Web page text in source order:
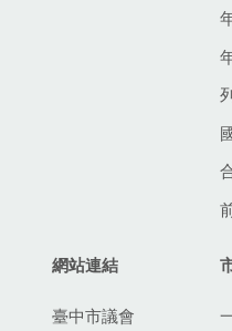
網站連結
臺中市議會